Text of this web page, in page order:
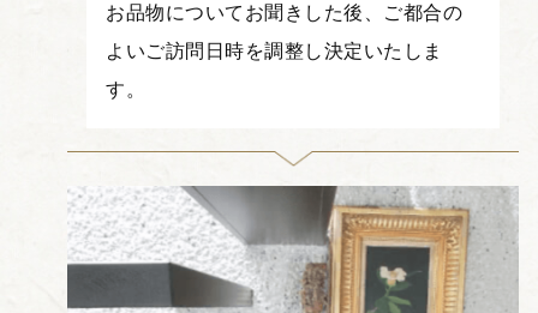
お品物についてお聞きした後、ご都合の
よいご訪問日時を調整し決定いたしま
す。